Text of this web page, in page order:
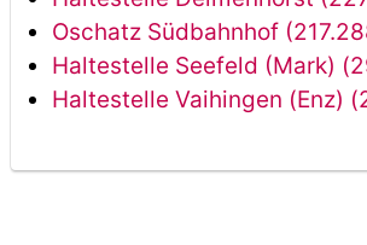
Oschatz Südbahnhof
Haltestelle Seefeld (Mark)
Haltestelle Vaihingen (Enz)